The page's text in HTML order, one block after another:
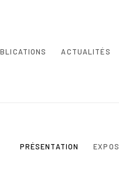
ACTUALITÉS
PRÉSENTATION